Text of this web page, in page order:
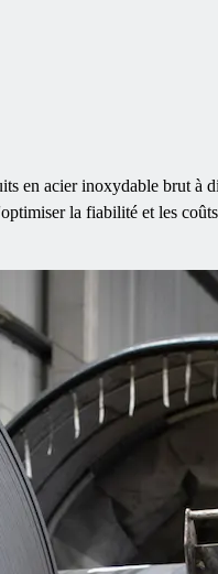
en acier inoxydable brut à
la fiabilité et les